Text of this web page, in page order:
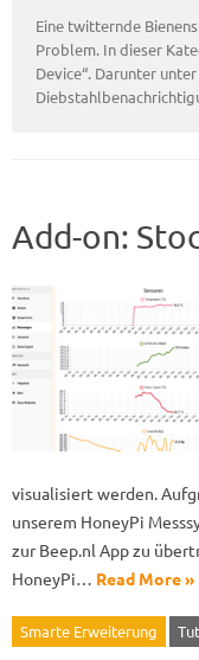
Eine twitternde
Problem. In dieser
Device“. Darunter
Add-on:
visualisiert werden.
unserem HoneyPi
zur Beep.nl App zu
HoneyPi… Read More »
Smarte Erweiterung